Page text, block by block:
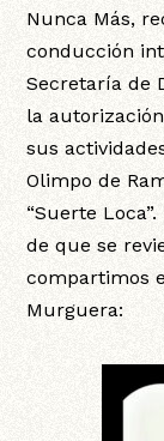
Nunca Más,
conducción
Secretaría de
la
sus
Olimpo de
“Suerte
de que se
compartimos
Murguera: